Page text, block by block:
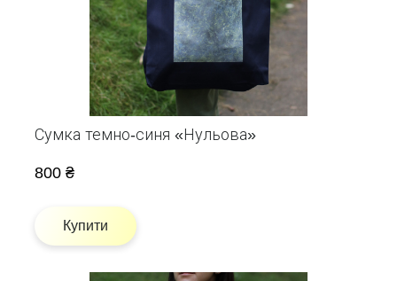
Сумка темно-синя «Нульова»
800 ₴
Купити